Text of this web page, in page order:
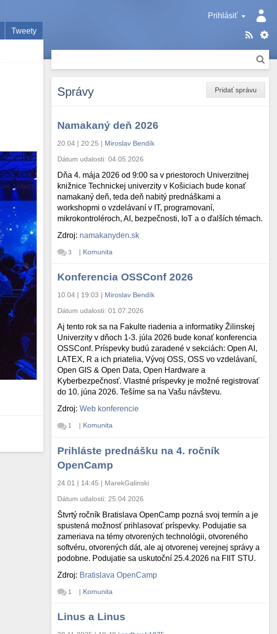
Prihlásiť
Tweety
Pridať správu
Správy
Namakaný deň 2026
20.04 | 20:25 | Miroslav Bendík
Dátum udalosti:04.05.2026
Dňa 4. mája 2026 od 9:00 sa v priestoroch Univerzitnej
knižnice Technickej univerzity v Košiciach bude konať
namakaný deň, teda deň nabitý prednáškami a
workshopmi o vzdelávaní v IT, programovaní,
mikrokontroléroch, AI, bezpečnosti, IoT a o ďalších témach.
Zdroj: namakanyden.sk
3 | Komunita
Konferencia OSSConf 2026
10.04 | 19:03 | Miroslav Bendík
Dátum udalosti:01.07.2026
Aj tento rok sa na Fakulte riadenia a informatiky Žilinskej
Univerzity v dňoch 1-3. júla 2026 bude konať konferencia
OSSConf. Príspevky budú zaradené v sekciách: Open AI,
LATEX, R a ich priatelia, Vývoj OSS, OSS vo vzdelávaní,
Open GIS & Open Data, Open Hardware a
Kyberbezpečnosť. Vlastné príspevky je možné registrovať
do 10. júna 2026. Tešíme sa na Vašu návštevu.
Zdroj:Web konferencie
1 | Komunita
Prihláste prednášku na 4. ročník
OpenCamp
24.01 | 14:45 | MarekGalinski
Dátum udalosti: 25.04.2026
Štvrtý ročník Bratislava OpenCamp pozná svoj termín a je
spustená možnosť prihlasovať príspevky. Podujatie sa
zameriava na témy otvorených technológii, otvoreného
softvéru, otvorených dát, ale aj otvorenej verejnej správy a
podobne. Podujatie sa uskutoční 25.4.2026 na FIIT STU.
Zdroj: Bratislava OpenCamp
1 | Komunita
Linus a Linus